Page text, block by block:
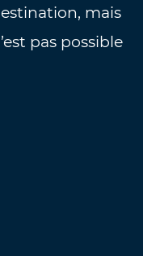
mais
pas possible